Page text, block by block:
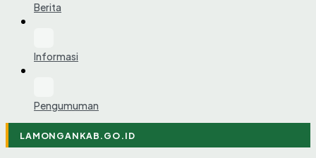
Berita
Informasi
Pengumuman
LAMONGANKAB.GO.ID